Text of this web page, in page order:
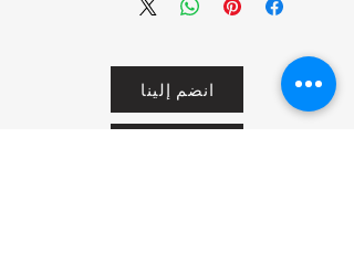
انضم إلينا